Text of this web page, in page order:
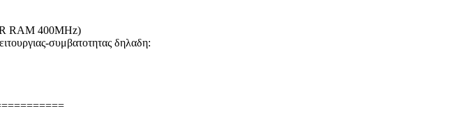
RAM 400MHz)
συμβατοτητας δηλαδη: